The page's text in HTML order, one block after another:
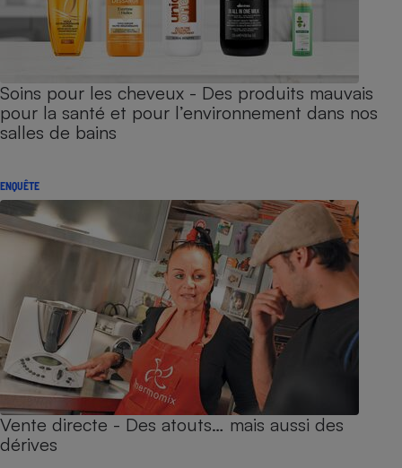
Soins pour les cheveux - Des produits mauvais
pour la santé et pour l’environnement dans nos
salles de bains
ENQUÊTE
Vente directe - Des atouts… mais aussi des
dérives